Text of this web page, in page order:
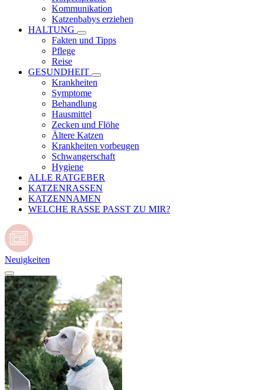
Kommunikation
Katzenbabys erziehen
HALTUNG
Fakten und Tipps
Pflege
Reise
GESUNDHEIT
Krankheiten
Symptome
Behandlung
Hausmittel
Zecken und Flöhe
Ältere Katzen
Krankheiten vorbeugen
Schwangerschaft
Hygiene
ALLE RATGEBER
KATZENRASSEN
KATZENNAMEN
WELCHE RASSE PASST ZU MIR?
Neuigkeiten